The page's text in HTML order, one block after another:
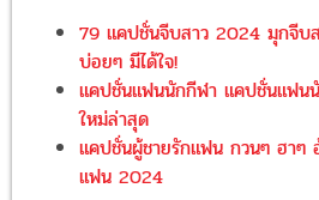
79 แคปชั่นจีบสาว 2024 มุกจีบ
บ่อยๆ มีได้ใจ!
แคปชั่นแฟนนักกีฬา แคปชั่นแฟ
ใหม่ล่าสุด
แคปชั่นผู้ชายรักแฟน กวนๆ ฮาๆ
แฟน 2024